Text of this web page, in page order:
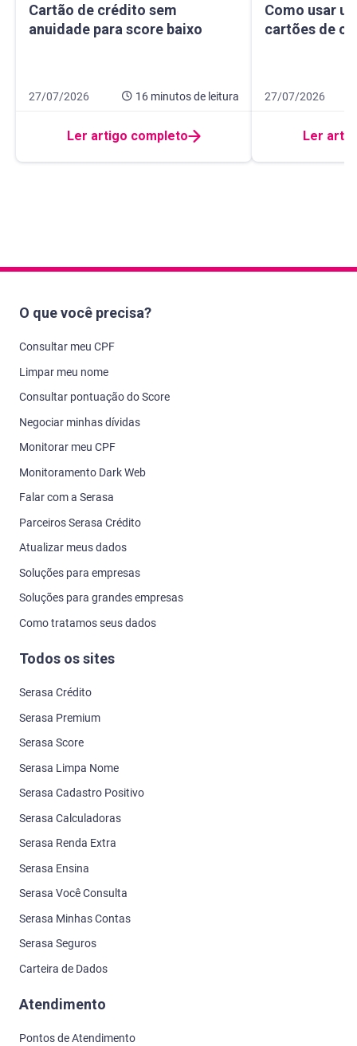
Cartão de crédito sem
anuidade para score baixo
Cartão de crédito sem anuidade para score baixo
Data de publicação 27 de julho de 2026
27/07/2026 16 minutosde leitura
16 minutos de leitura
Ler artigo completo
Como usar
cartões de
Como usar um
Data de
27/07/2026
10 minutos de
Ler
O que você precisa?
Consultar meu CPF
Limpar meu nome
Consultar pontuação do Score
Negociar minhas dívidas
Monitorar meu CPF
Monitoramento Dark Web
Falar com a Serasa
Parceiros Serasa Crédito
Atualizar meus dados
Soluções para empresas
Soluções para grandes empresas
Como tratamos seus dados
Todos os sites
Serasa Crédito
Serasa Premium
Serasa Score
Serasa Limpa Nome
Serasa Cadastro Positivo
Serasa Calculadoras
Serasa Renda Extra
Serasa Ensina
Serasa Você Consulta
Serasa Minhas Contas
Serasa Seguros
Carteira de Dados
Atendimento
Pontos de Atendimento